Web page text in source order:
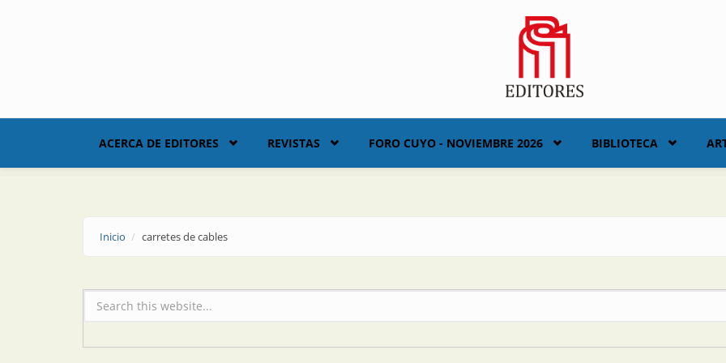
ACERCA DE EDITORES REVISTAS FORO CUYO - NOVIEMBRE 2026 BIBLIOTECA
Inicio carretes de cables
Formulario de búsqueda